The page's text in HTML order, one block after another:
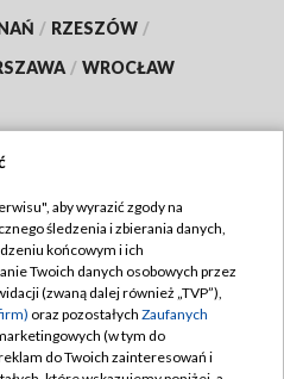
/ RZESZÓW /
/ WROCŁAW
TVP
TVP
prywatności
zgody
aby wyrazić zgody na
śledzenia i zbierania danych,
końcowym i ich
Twoich danych osobowych przez
(zwaną dalej również „TVP”),
oraz pozostałych Zaufanych
(w tym do
do Twoich zainteresowań i